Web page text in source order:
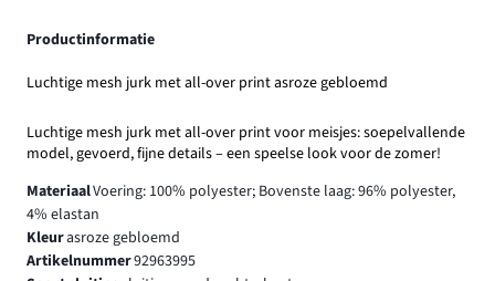
Productinformatie
Luchtige mesh jurk met all-over print asroze gebloemd
Luchtige mesh jurk met all-over print voor meisjes: soepelvallende
model, gevoerd, fijne details – een speelse look voor de zomer!
MateriaalVoering: 100% polyester; Bovenste laag: 96% polyester,
4% elastan
Kleurasroze gebloemd
Artikelnummer92963995